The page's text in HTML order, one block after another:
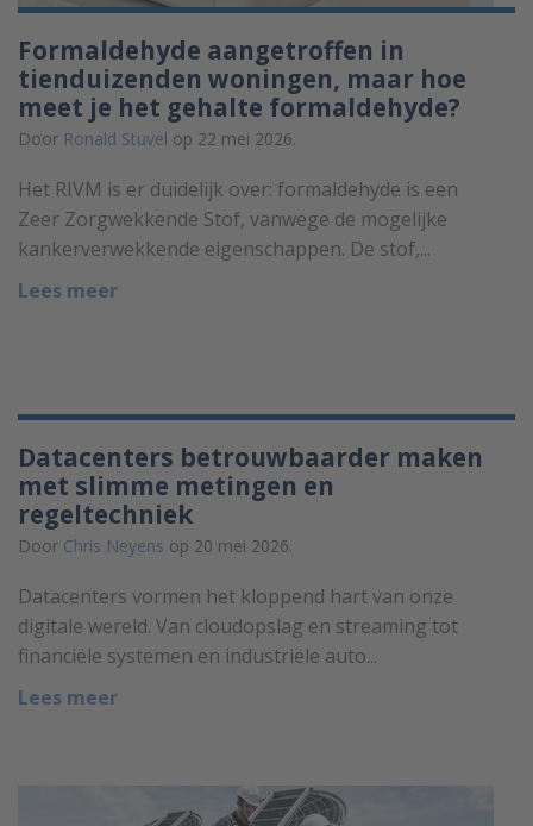
Formaldehyde aangetroffen in
tienduizenden woningen, maar hoe
meet je het gehalte formaldehyde?
Door Ronald Stuvel op 22 mei 2026.
Het RIVM is er duidelijk over: formaldehyde is een
Zeer Zorgwekkende Stof, vanwege de mogelijke
kankerverwekkende eigenschappen. De stof,...
Lees meer
Datacenters betrouwbaarder maken
met slimme metingen en
regeltechniek
Door Chris Neyens op 20 mei 2026.
Datacenters vormen het kloppend hart van onze
digitale wereld. Van cloudopslag en streaming tot
financiële systemen en industriële auto...
Lees meer